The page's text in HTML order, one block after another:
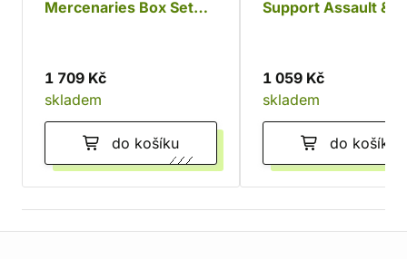
Mercenaries Box Set
1 709 Kč
skladem
do košíku
Support Assault &
1 059 Kč
skladem
do košíku